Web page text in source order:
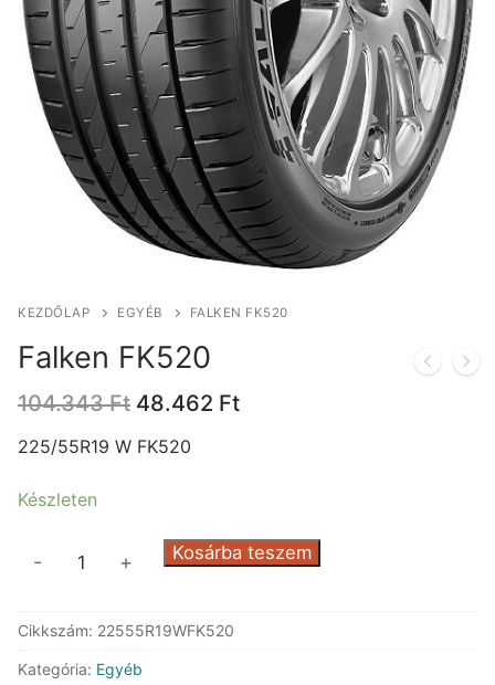
KEZDŐLAP EGYÉB FALKEN FK520
Falken FK520
104.343Ft Original
was:
48.462 FtCurrent
225/55R19 W FK520
Készleten
- + Kosárba teszem
Cikkszám: 22555R19WFK520
Kategória: Egyéb